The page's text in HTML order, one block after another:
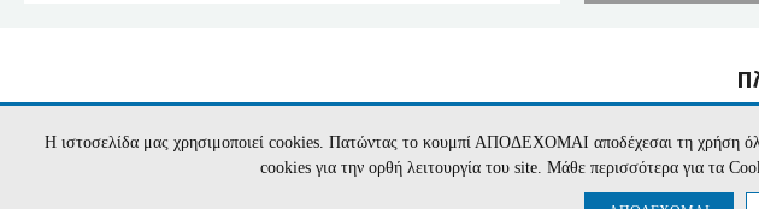
Η ιστοσελίδα μας χρησιμοποιεί cookies. Πατώντας το κουμπί ΑΠΟΔΕΧΟΜΑΙ αποδέχεσαι τη
cookies για την ορθή λειτουργία του site. Μάθε περισσότερα για τα